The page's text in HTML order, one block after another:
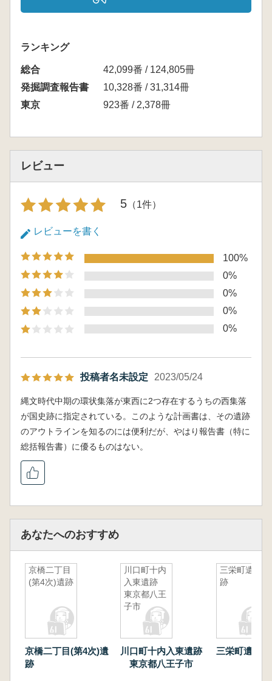
ランキング
総合
42,099番 / 124,805冊
発掘調査報告書
10,328番 / 31,314冊
東京
923番 / 2,378冊
レビュー
5 （1件）
レビューを書く
100%
0%
0%
0%
0%
投稿者名未設定 2023/05/24
縄文時代中期の環状集落が東西に2つ存在するうちの西集落
が国史跡に指定されている。このような計画書は、その遺跡
のアウトラインを知るのには便利だが、やはり報告書（特に
総括報告書）に優るものはない。
あなたへのおすすめ
京橋二丁目
(第4次)遺跡
京橋二丁目(第4次)遺
跡
川口町十内
入東遺跡
東京都八王
子市
川口町十内入東遺跡
東京都八王子市
三栄町遺
跡
三栄町遺跡